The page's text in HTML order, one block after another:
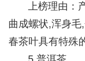
上榜理由：
曲成螺状,浑身
春茶叶具有特殊